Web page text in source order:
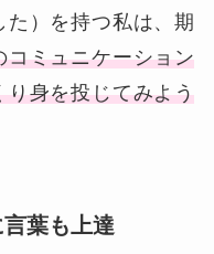
）を持つ私は、期
コミュニケーション
り身を投じてみよう
葉も上達